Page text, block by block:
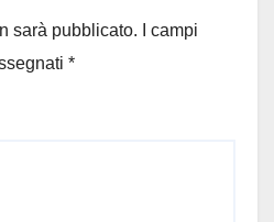
sarà pubblicato.
I campi
*